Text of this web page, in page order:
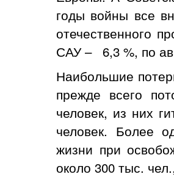
годы войны все
отечественного
САУ – 6,3 %, по
Наибольшие
прежде всего
человек, из них
человек. Более
жизни при
около 300 тыс.